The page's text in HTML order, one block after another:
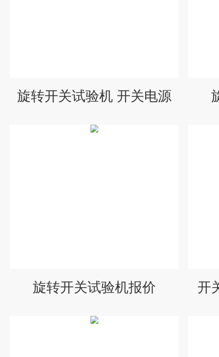
旋转开关试验机 开关电源
旋转开关试验机报价 开